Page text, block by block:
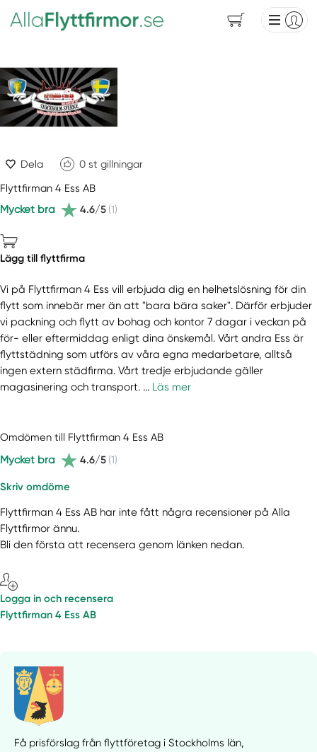
Dela 0 st gillningar
Flyttfirman 4 Ess AB
Mycket bra
4.6/5 (1)
Lägg till flyttfirma
Vi på Flyttfirman 4 Ess vill erbjuda dig en helhetslösning för din
flytt som innebär mer än att "bara bära saker". Därför erbjuder
vi packning och flytt av bohag och kontor 7 dagar i veckan på
för- eller eftermiddag enligt dina önskemål. Vårt andra Ess är
flyttstädning som utförs av våra egna medarbetare, alltså
ingen extern städfirma. Vårt tredje erbjudande gäller
magasinering och transport. ... Läs mer
Omdömen till Flyttfirman 4 Ess AB
Mycket bra
4.6/5 (1)
Skriv omdöme
Flyttfirman 4 Ess AB har inte fått några recensioner på Alla
Flyttfirmor ännu.
Bli den första att recensera genom länken nedan.
Logga in och recensera
Flyttfirman 4 Ess AB
Få prisförslag från flyttföretag i Stockholms län,